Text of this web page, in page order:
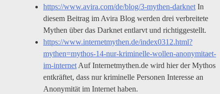
https://www.avira.com/de/blog/3-mythen-darknetIn
diesem Beitrag im Avira Blog werden drei verbreitete
Mythen über das Darknet entlarvt und richtiggestellt.
https://www.internetmythen.de/index0312.html?
mythen=mythos-14-nur-kriminelle-wollen-anonymitaet-
im-internetAuf Internetmythen.de wird hier der Mythos
entkräftet, dass nur kriminelle Personen Interesse an
Anonymität im Internet haben.